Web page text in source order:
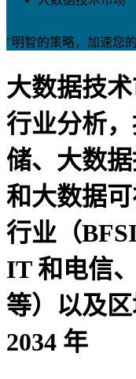
"明智的策略，加速您
大数据技
行业分析
储、大数
和大数据
行业（
IT 和电信
等）以及
2034 年